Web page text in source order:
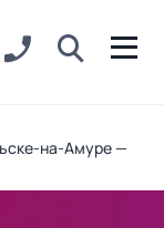
на-Амуре —